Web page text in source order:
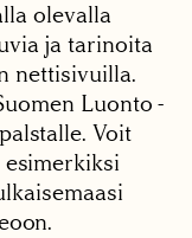
olevalla
ja tarinoita
nettisivuilla.
Luonto -
Voit